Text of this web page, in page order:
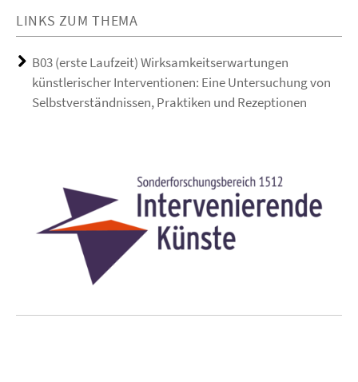
LINKS ZUM THEMA
B03 (erste Laufzeit) Wirksamkeitserwartungen
künstlerischer Interventionen: Eine Untersuchung von
Selbstverständnissen, Praktiken und Rezeptionen